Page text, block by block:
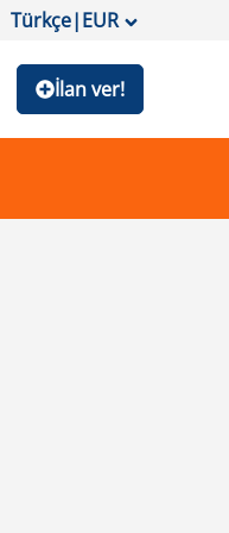
Türkçe|EUR
İlan ver!